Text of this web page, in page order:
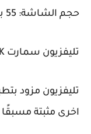
حجم الشاشة: 55 بوصة
تليفزيون سمارت 4K الترا اتش دي
تليفزيون مزود
اخرى مثبتة مسبقًا